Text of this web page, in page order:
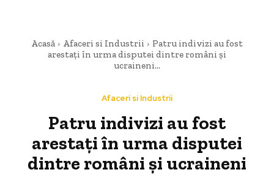
Acasă Afaceri si Industrii
Patru indivizi au fost
arestați în urma disputei dintre români și
ucraineni...
Afaceri si Industrii
Patru indivizi au fost
arestați în urma disputei
dintre români și ucraineni